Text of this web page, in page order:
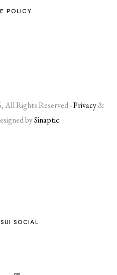
POLICY
All Rights Reserved -Privacy&
bySinaptic
SOCIAL